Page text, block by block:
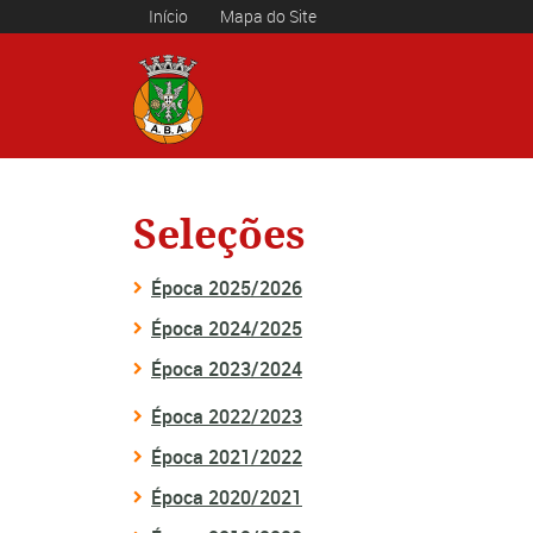
Início Mapa do Site
Seleções
Época 2025/2026
Época 2024/2025
Época 2023/2024
Época 2022/2023
Época 2021/2022
Época 2020/2021